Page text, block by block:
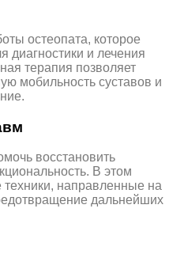
остеопата, которое
диагностики и лечения
терапия позволяет
мобильность суставов и
восстановить
В этом
техники, направленные на
дальнейших